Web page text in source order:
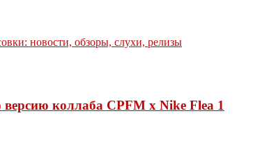
коллаба CPFM x Nike Flea 1